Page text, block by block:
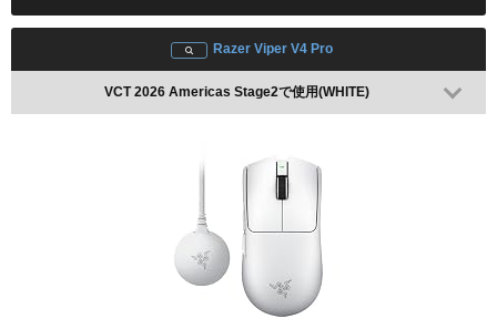
Razer Viper V4 Pro
VCT 2026 Americas Stage2で使用(WHITE)